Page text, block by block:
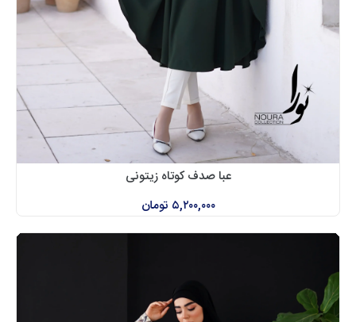
عبا صدف کوتاه زیتونی
۵,۲۰۰,۰۰۰تومان